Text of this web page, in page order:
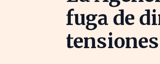
fuga de